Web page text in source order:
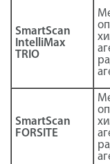
SmartScan
IntelliMax
TRIO
SmartScan
FORSITE